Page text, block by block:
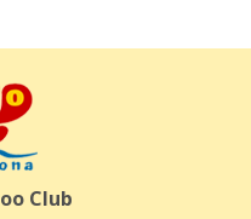
Club